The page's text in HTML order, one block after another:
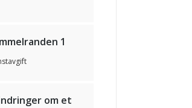
1
om et